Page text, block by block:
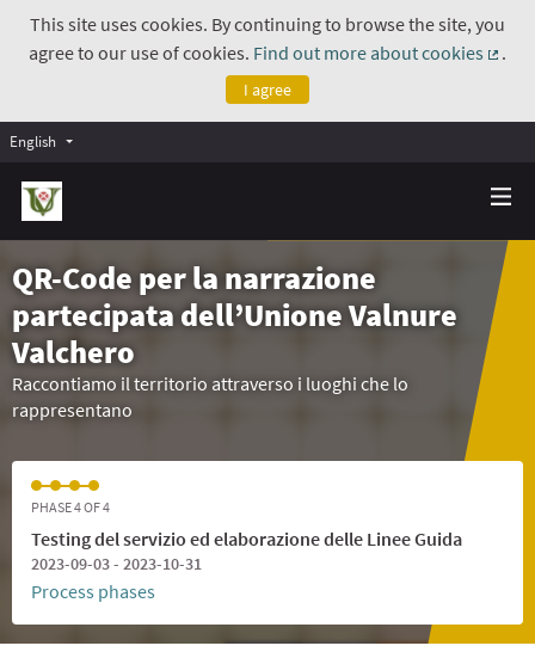
This site uses cookies. By continuing to browse the site, you
agree to our use of cookies. Find out more about cookies
.
I agree
English
QR-Code per la narrazione
partecipata dell’Unione Valnure
Valchero
Raccontiamo il territorio attraverso i luoghi che lo
rappresentano
PHASE 4 OF 4
Testing del servizio ed elaborazione delle Linee Guida
2023-09-03 - 2023-10-31
Process phases